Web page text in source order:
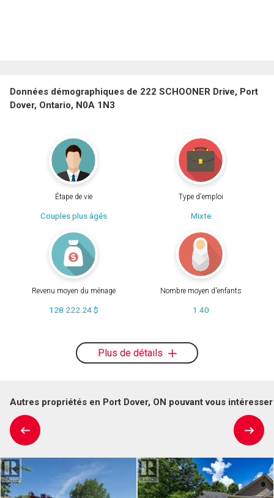
Données démographiques de 222 SCHOONER Drive, Port
Dover, Ontario, N0A 1N3
Étape de vie
Couples plus âgés
Type d'emploi
Mixte
Revenu moyen du ménage
128 222.24 $
Nombre moyen d'enfants
1.40
Plus de détails
Autres propriétés en Port Dover, ON pouvant vous intéresser